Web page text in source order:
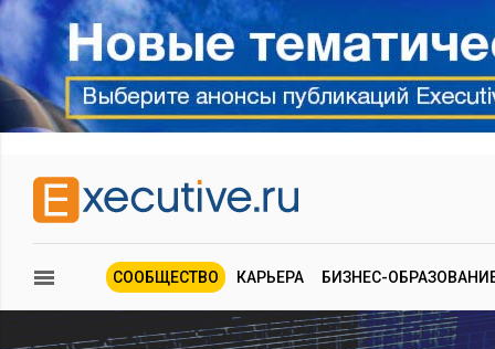
СООБЩЕСТВО КАРЬЕРА БИЗНЕС-